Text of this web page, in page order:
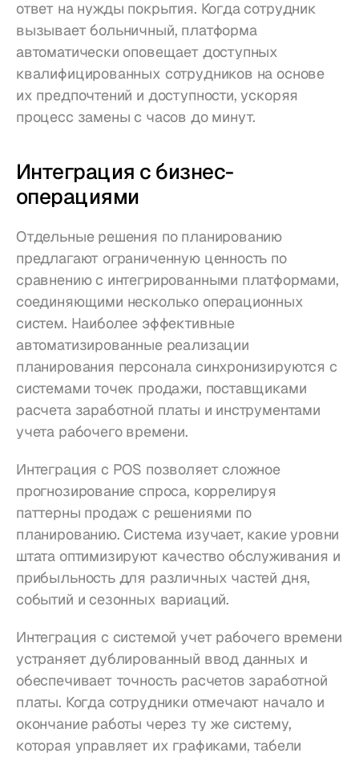
ответ на нужды покрытия. Когда сотрудник
вызывает больничный, платформа
автоматически оповещает доступных
квалифицированных сотрудников на основе
их предпочтений и доступности, ускоряя
процесс замены с часов до минут.
Интеграция с бизнес-
операциями
Отдельные решения по планированию
предлагают ограниченную ценность по
сравнению с интегрированными платформами,
соединяющими несколько операционных
систем. Наиболее эффективные
автоматизированные реализации
планирования персонала синхронизируются с
системами точек продажи, поставщиками
расчета заработной платы и инструментами
учета рабочего времени.
Интеграция с POS позволяет сложное
прогнозирование спроса, коррелируя
паттерны продаж с решениями по
планированию. Система изучает, какие уровни
штата оптимизируют качество обслуживания и
прибыльность для различных частей дня,
событий и сезонных вариаций.
Интеграция с системой учет рабочего времени
устраняет дублированный ввод данных и
обеспечивает точность расчетов заработной
платы. Когда сотрудники отмечают начало и
окончание работы через ту же систему,
которая управляет их графиками, табели